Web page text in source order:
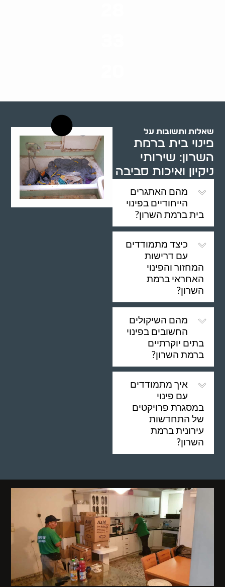
שאלות ותשובות על
פינוי בית ברמת
השרון: שירותי
ניקיון ואיכות סביבה
מהם האתגרים
הייחודיים בפינוי
בית ברמת השרון?
כיצד מתמודדים
עם דרישות
המחזור והפינוי
האחראי ברמת
השרון?
מהם השיקולים
החשובים בפינוי
בתים יוקרתיים
ברמת השרון?
איך מתמודדים
עם פינוי
במסגרת פרויקטים
של התחדשות
עירונית ברמת
השרון?